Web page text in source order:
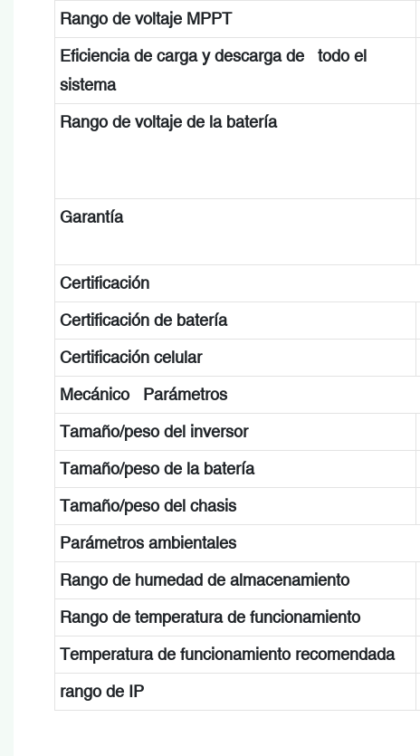
Rango de voltaje MPPT
Eficiencia de carga y descarga de todo el
sistema
Rango de voltaje de la batería
Garantía
Certificación
Certificación de batería
Certificación celular
Mecánico Parámetros
Tamaño/peso del inversor
Tamaño/peso de la batería
Tamaño/peso del chasis
Parámetros ambientales
Rango de humedad de almacenamiento
Rango de temperatura de funcionamiento
Temperatura de funcionamiento recomendada
rango de IP